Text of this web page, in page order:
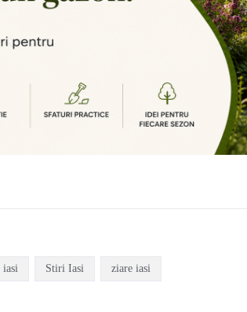
iasi Stiri Iasi ziare iasi